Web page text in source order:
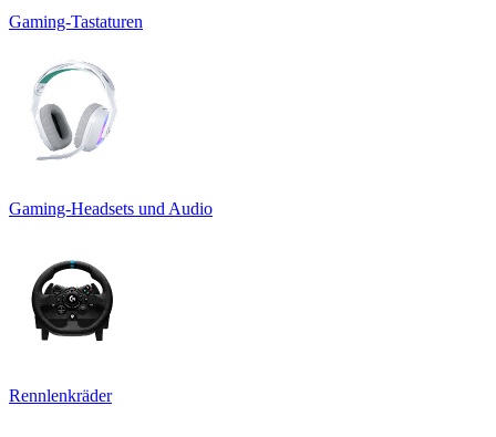
Gaming-Tastaturen
Gaming-Headsets und Audio
Rennlenkräder